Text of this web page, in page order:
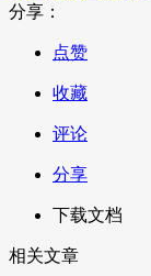
分享：
点赞
收藏
评论
分享
下载文档
相关文章